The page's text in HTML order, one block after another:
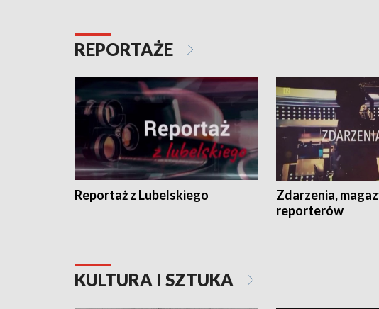
REPORTAŻE
Reportaż z Lubelskiego
Zdarzenia,
reporterów
KULTURA I SZTUKA